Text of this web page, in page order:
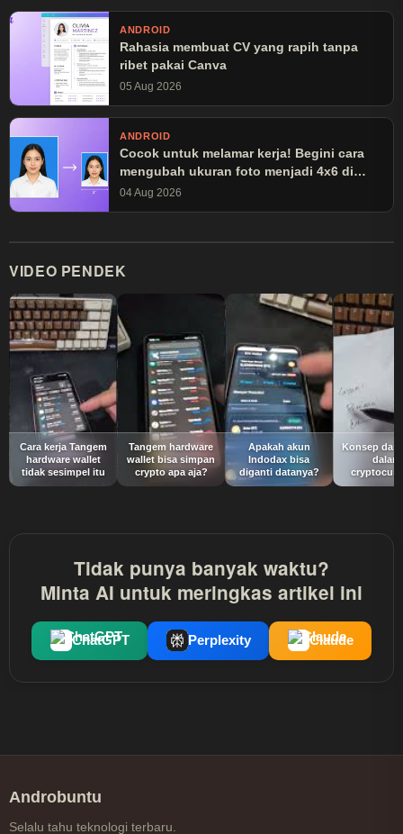
ANDROID
Rahasia membuat CV yang rapih tanpa
ribet pakai Canva
05 Aug 2026
ANDROID
Cocok untuk melamar kerja! Begini cara
mengubah ukuran foto menjadi 4x6 di
Canva
04 Aug 2026
VIDEO PENDEK
Cara kerja Tangem
hardware wallet
tidak sesimpel itu
Tangem hardware
wallet bisa simpan
crypto apa aja?
Apakah akun
Indodax bisa
diganti datanya?
Konsep dari
dalam
Tidak punya banyak waktu?
Minta AI untuk meringkas artikel ini
ChatGPT Perplexity Claude
Androbuntu
Selalu tahu teknologi terbaru.